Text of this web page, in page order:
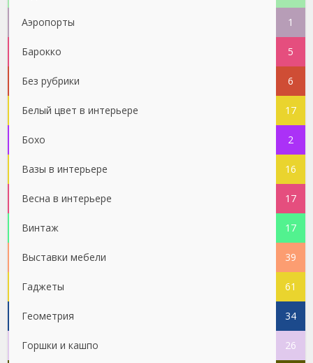
Аэропорты 1
Барокко 5
Без рубрики 6
Белый цвет в интерьере 17
Бохо 2
Вазы в интерьере 16
Весна в интерьере 17
Винтаж 17
Выставки мебели 39
Гаджеты 61
Геометрия 34
Горшки и кашпо 26